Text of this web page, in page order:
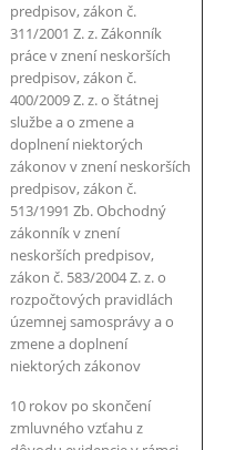
predpisov, zákon č.
311/2001 Z. z. Zákonník
práce v znení neskorších
predpisov, zákon č.
400/2009 Z. z. o štátnej
službe a o zmene a
doplnení niektorých
zákonov v znení neskorších
predpisov, zákon č.
513/1991 Zb. Obchodný
zákonník v znení
neskorších predpisov,
zákon č. 583/2004 Z. z. o
rozpočtových pravidlách
územnej samosprávy a o
zmene a doplnení
niektorých zákonov
10 rokov po skončení
zmluvného vzťahu z